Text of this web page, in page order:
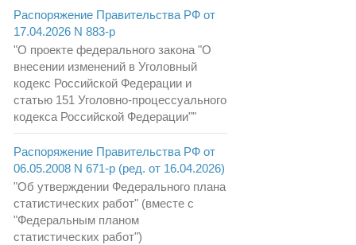
Распоряжение Правительства РФ от
17.04.2026 N 883-р
"О проекте федерального закона "О
внесении изменений в Уголовный
кодекс Российской Федерации и
статью 151 Уголовно-процессуального
кодекса Российской Федерации""
Распоряжение Правительства РФ от
06.05.2008 N 671-р (ред. от 16.04.2026)
"Об утверждении Федерального плана
статистических работ" (вместе с
"Федеральным планом
статистических работ")